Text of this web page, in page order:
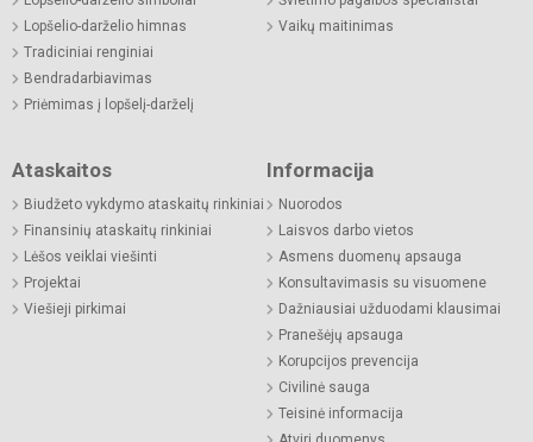
Lopšelio-darželio himnas
Tradiciniai renginiai
Bendradarbiavimas
Priėmimas į lopšelį-darželį
Vaikų maitinimas
Ataskaitos
Biudžeto vykdymo ataskaitų rinkiniai
Finansinių ataskaitų rinkiniai
Lėšos veiklai viešinti
Projektai
Viešieji pirkimai
Informacija
Nuorodos
Laisvos darbo vietos
Asmens duomenų apsauga
Konsultavimasis su visuomene
Dažniausiai užduodami klausimai
Pranešėjų apsauga
Korupcijos prevencija
Civilinė sauga
Teisinė informacija